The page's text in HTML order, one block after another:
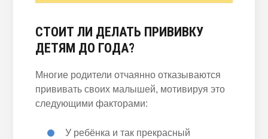
СТОИТ ЛИ ДЕЛАТЬ ПРИВИВКУ
ДЕТЯМ ДО ГОДА?
Многие родители отчаянно отказываются
прививать своих малышей, мотивируя это
следующими факторами:
У ребёнка и так прекрасный